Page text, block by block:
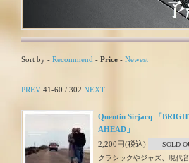
Sort by - Recommend - Price - Newest
PREV 41-60 / 302 NEXT
Quentin Sirjacq 「
AHEAD」
2,200円(税込)
SOLD
クラシックやジャズ、現代